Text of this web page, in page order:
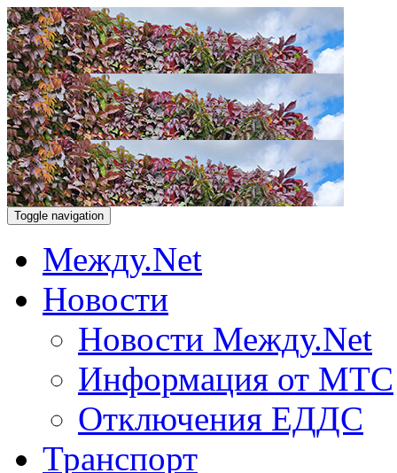
Toggle navigation
Между.Net
Новости
Новости Между.Net
Информация от МТС
Отключения ЕДДС
Транспорт